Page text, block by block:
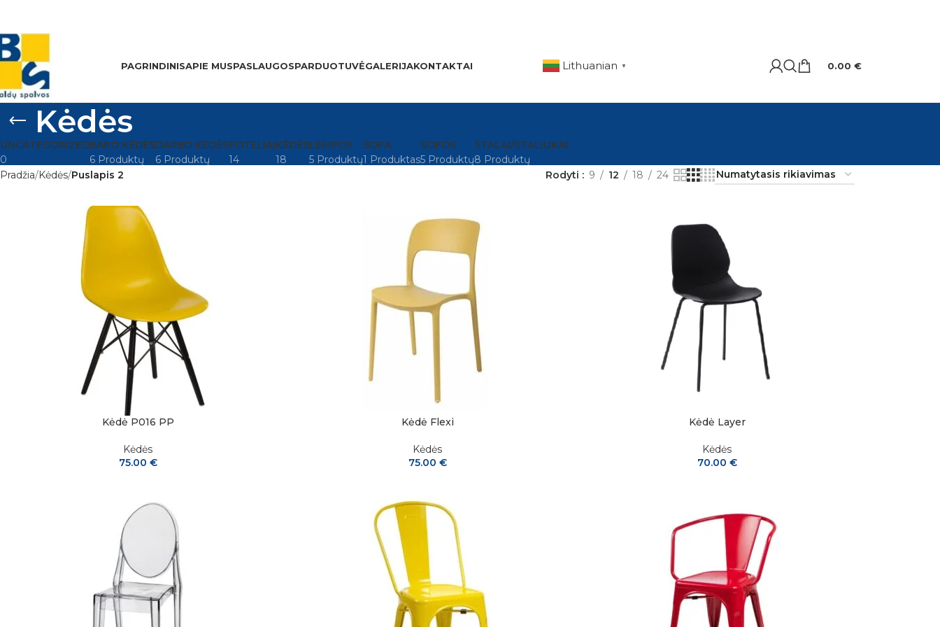
PAGRINDINISAPIE MUSPASLAUGOSPARDUOTUVĖGALERIJAKONTAKTAI Lithuanian ▼ 0.00 €
Kėdės
UNCATEGORIZED
0
BARO KĖDĖS
6 Produktų
DARBO KĖDĖS
6 Produktų
FOTELIAI
14
KĖDĖS
18
LEMPOS
5 Produktų
SOFA
1 Produktas
SOFOS
5 Produktų
STALAI/STALIUKAI
8 Produktų
Pradžia Kėdės Puslapis 2 Rodyti 9 12 18 24
Kėdė P016 PP
Kėdės
75.00 €
Kėdė Flexi
Kėdės
75.00 €
Kėdė Layer
Kėdės
70.00 €